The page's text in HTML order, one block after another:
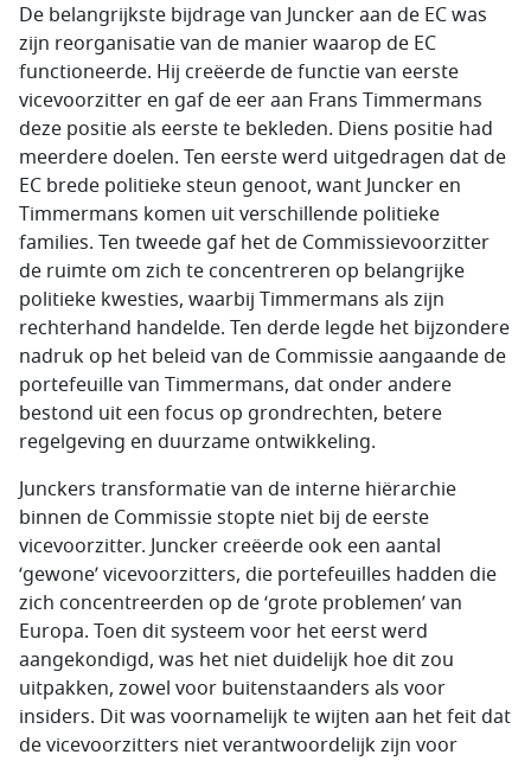
De belangrijkste bijdrage van Juncker aan de EC was
zijn reorganisatie van de manier waarop de EC
functioneerde. Hij creëerde de functie van eerste
vicevoorzitter en gaf de eer aan Frans Timmermans
deze positie als eerste te bekleden. Diens positie had
meerdere doelen. Ten eerste werd uitgedragen dat de
EC brede politieke steun genoot, want Juncker en
Timmermans komen uit verschillende politieke
families. Ten tweede gaf het de Commissievoorzitter
de ruimte om zich te concentreren op belangrijke
politieke kwesties, waarbij Timmermans als zijn
rechterhand handelde. Ten derde legde het bijzondere
nadruk op het beleid van de Commissie aangaande de
portefeuille van Timmermans, dat onder andere
bestond uit een focus op grondrechten, betere
regelgeving en duurzame ontwikkeling.
Junckers transformatie van de interne hiërarchie
binnen de Commissie stopte niet bij de eerste
vicevoorzitter. Juncker creëerde ook een aantal
‘gewone’ vicevoorzitters, die portefeuilles hadden die
zich concentreerden op de ‘grote problemen’ van
Europa. Toen dit systeem voor het eerst werd
aangekondigd, was het niet duidelijk hoe dit zou
uitpakken, zowel voor buitenstaanders als voor
insiders. Dit was voornamelijk te wijten aan het feit dat
de vicevoorzitters niet verantwoordelijk zijn voor